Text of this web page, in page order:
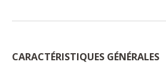
CARACTÉRISTIQUES GÉNÉRALES